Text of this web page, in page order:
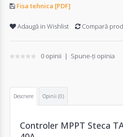
Fisa tehnica [PDF]
Adaugă in Wishlist Compară
0 opinii | Spune-ţi opinia
Descriere Opinii (0)
Controler MPPT Steca